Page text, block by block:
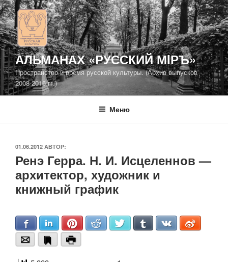
Перейти
к
содержимому
АЛЬМАНАХ «РУССКИЙ МIРЪ»
Пространство и время русской культуры. (Архив выпусков
2008-2016 гг.)
Меню
ОПУБЛИКОВАНО
01.06.2012 АВТОР:
Ренэ Герра. Н. И. Исцеленнов —
архитектор, художник и
книжный график
FacebookLinkedInPinterestReddit Twitter TumblrVKontakteWeibo
Email
BookmarkPrint